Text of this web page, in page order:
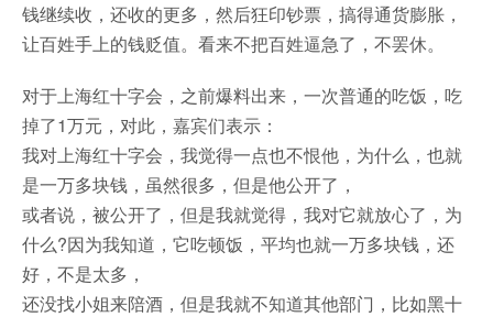
钱继续收，还收的更多，然后狂印钞票，搞得通货膨胀，
让百姓手上的钱贬值。看来不把百姓逼急了，不罢休。
对于上海红十字会，之前爆料出来，一次普通的吃饭，吃
掉了1万元，对此，嘉宾们表示：
我对上海红十字会，我觉得一点也不恨他，为什么，也就
是一万多块钱，虽然很多，但是他公开了，
或者说，被公开了，但是我就觉得，我对它就放心了，为
什么?因为我知道，它吃顿饭，平均也就一万多块钱，还
好，不是太多，
还没找小姐来陪酒，但是我就不知道其他部门，比如黑十